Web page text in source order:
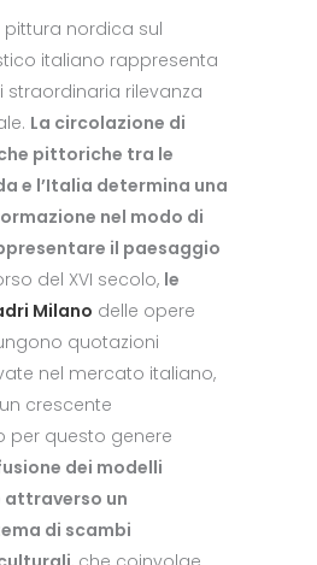
pittura nordica sul
italiano rappresenta
straordinaria rilevanza
La circolazione di
pittoriche tra le
e l’Italia determina una
nel modo di
il paesaggio
del XVI secolo, le
Milano delle opere
quotazioni
nel mercato italiano,
crescente
per questo genere
dei modelli
attraverso un
di scambi